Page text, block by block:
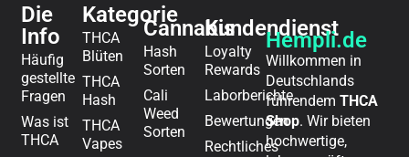
Die
Info
Häufig
gestellte
Fragen
Was ist
THCA
Kategorie
THCA
Blüten
THCA
Hash
THCA
Vapes
Cannabis
Hash
Sorten
Cali
Weed
Sorten
Kundendienst
Loyalty
Rewards
Laborberichte
Bewertungen
Rechtliches
Hempli.de
Willkommen in
Deutschlands
führendemTHCA
Shop. Wir bieten
hochwertige,